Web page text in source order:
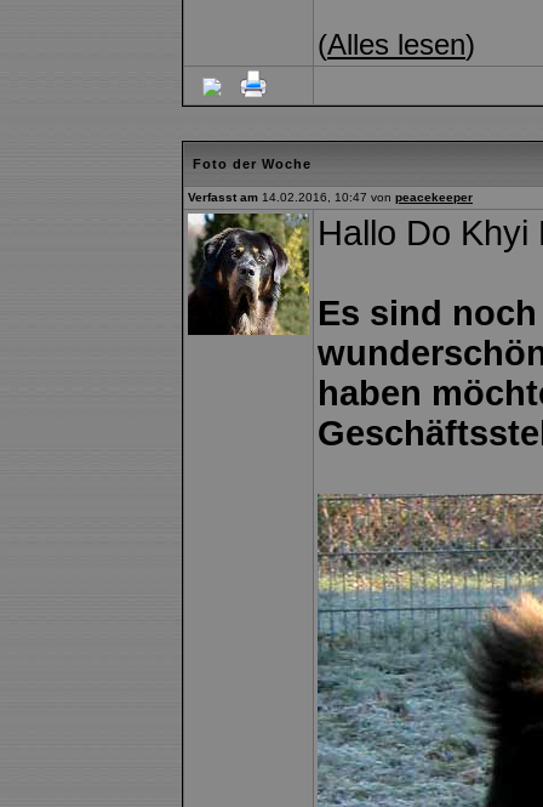
(Alles lesen)
Foto der Woche
Verfasst am 14.02.2016, 10:47 von peacekeeper
Hallo Do Khyi
Es sind
haben